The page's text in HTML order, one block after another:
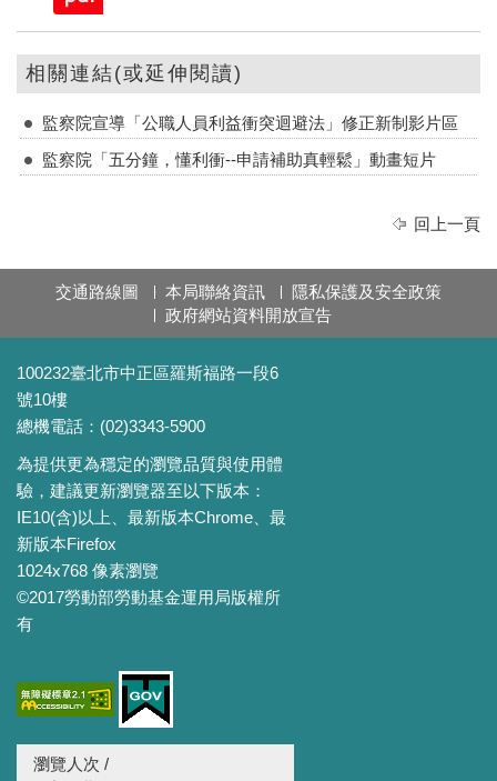
相關連結(或延伸閱讀)
監察院宣導「公職人員利益衝突迴避法」修正新制影片區
監察院「五分鐘，懂利衝--申請補助真輕鬆」動畫短片
回上一頁
交通路線圖 本局聯絡資訊
隱私保護及安全政策
政府網站資料開放宣告
100232臺北市中正區羅斯福路一段6
號10樓
總機電話：(02)3343-5900
為提供更為穩定的瀏覽品質與使用體
驗，建議更新瀏覽器至以下版本：
IE10(含)以上、最新版本Chrome、最
新版本Firefox
1024x768 像素瀏覽
©2017勞動部勞動基金運用局版權所
有
瀏覽人次 /